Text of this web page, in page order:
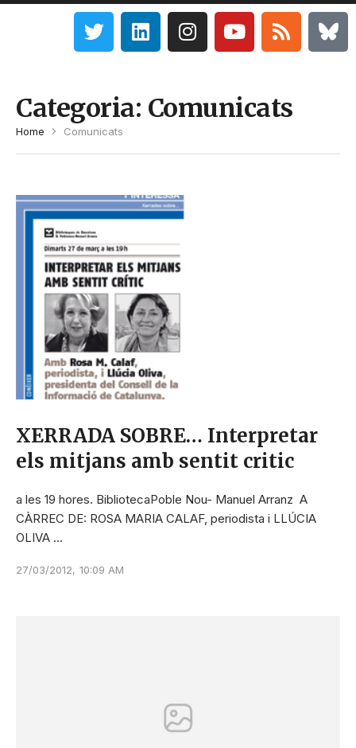
Categoria: Comunicats
Home Comunicats
XERRADA SOBRE… Interpretar
els mitjans amb sentit critic
a les 19 hores. BibliotecaPoble Nou- Manuel Arranz A
CÀRREC DE: ROSA MARIA CALAF, periodista i LLÚCIA
OLIVA …
27/03/2012, 10:09 AM